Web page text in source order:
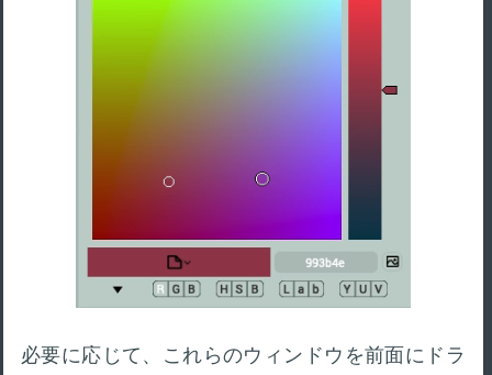
必要に応じて、これらのウィンドウを前面にドラ